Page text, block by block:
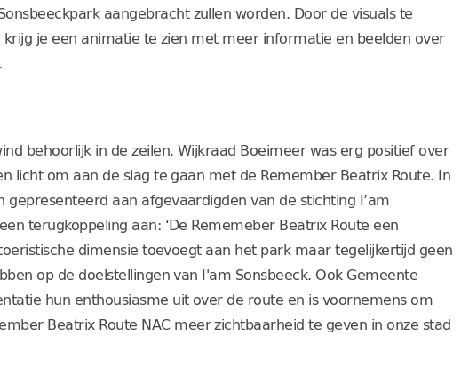
aangebracht zullen worden. Door de visuals te
je een animatie te zien met meer informatie en beelden over
behoorlijk in de zeilen. Wijkraad Boeimeer was erg positief over
licht om aan de slag te gaan met de Remember Beatrix Route. In
gepresenteerd aan afgevaardigden van de stichting I’am
terugkoppeling aan: ‘De Rememeber Beatrix Route een
dimensie toevoegt aan het park maar tegelijkertijd geen
op de doelstellingen van I'am Sonsbeeck. Ook Gemeente
hun enthousiasme uit over de route en is voornemens om
Beatrix Route NAC meer zichtbaarheid te geven in onze stad